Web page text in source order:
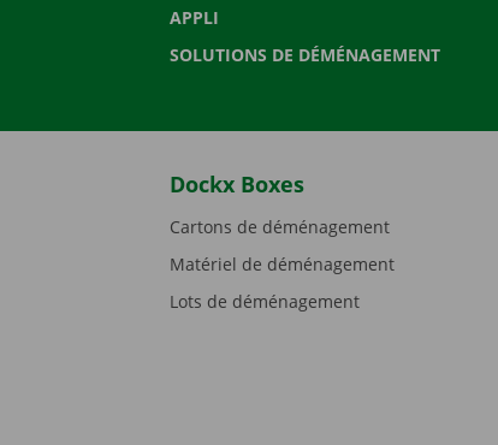
APPLI
SOLUTIONS DE DÉMÉNAGEMENT
Dockx Boxes
Cartons de déménagement
Matériel de déménagement
Lots de déménagement